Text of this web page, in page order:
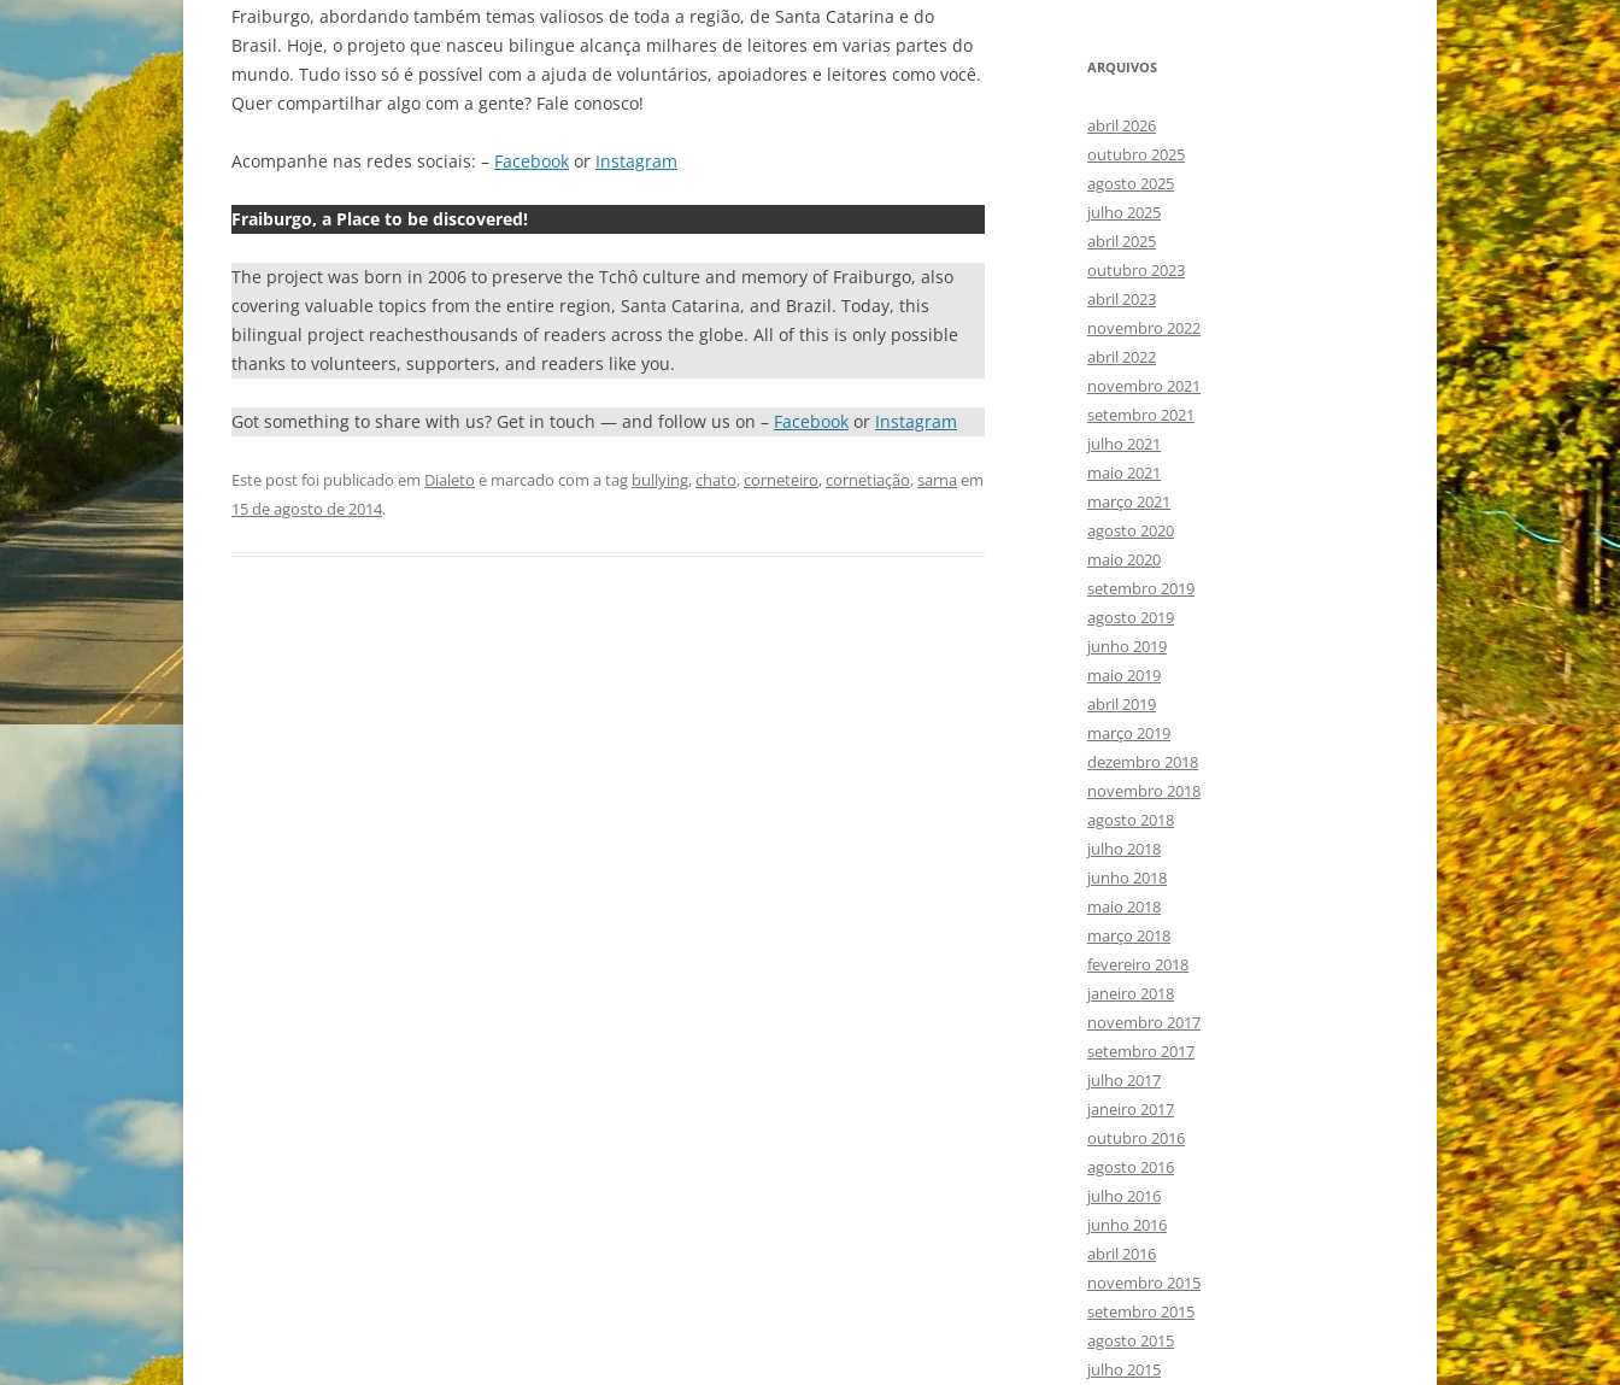
Fraiburgo, abordando também temas valiosos de toda a região, de Santa Catarina e do
Brasil. Hoje, o projeto que nasceu bilingue alcança milhares de leitores em varias partes do
mundo. Tudo isso só é possível com a ajuda de voluntários, apoiadores e leitores como você.
Quer compartilhar algo com a gente? Fale conosco!
Acompanhe nas redes sociais: – Facebook or Instagram
Fraiburgo, a Place to be discovered!
The project was born in 2006 to preserve the Tchô culture and memory of Fraiburgo, also
covering valuable topics from the entire region, Santa Catarina, and Brazil. Today, this
bilingual project reachesthousands of readers across the globe. All of this is only possible
thanks to volunteers, supporters, and readers like you.
Got something to share with us? Get in touch — and follow us on – Facebook or Instagram
Este post foi publicado em Dialeto e marcado com a tag bullying,chato,corneteiro,cornetiação,sarna em
15 de agosto de 2014.
ARQUIVOS
abril 2026
outubro 2025
agosto 2025
julho 2025
abril 2025
outubro 2023
abril 2023
novembro 2022
abril 2022
novembro 2021
setembro 2021
julho 2021
maio 2021
março 2021
agosto 2020
maio 2020
setembro 2019
agosto 2019
junho 2019
maio 2019
abril 2019
março 2019
dezembro 2018
novembro 2018
agosto 2018
julho 2018
junho 2018
maio 2018
março 2018
fevereiro 2018
janeiro 2018
novembro 2017
setembro 2017
julho 2017
janeiro 2017
outubro 2016
agosto 2016
julho 2016
junho 2016
abril 2016
novembro 2015
setembro 2015
agosto 2015
julho 2015